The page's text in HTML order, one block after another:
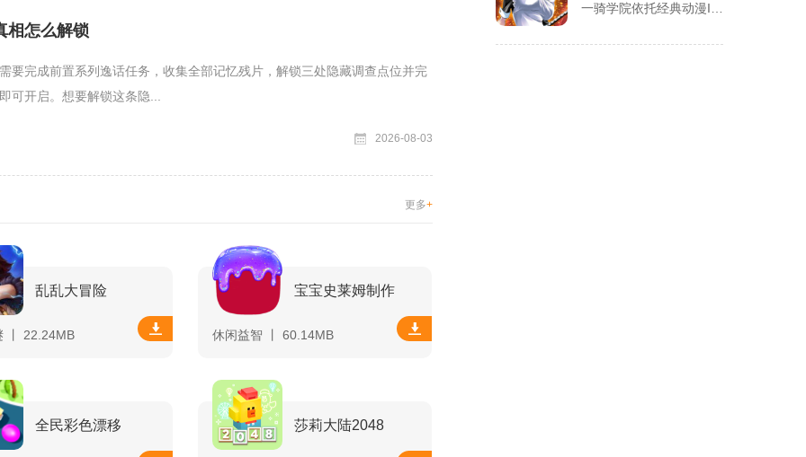
相怎么解锁
要完成前置系列逸话任务，收集全部记忆残片，解锁三处隐藏调查点位并完
可开启。想要解锁这条隐...
2026-08-03
更多+
乱乱大冒险
丨 22.24MB
宝宝史莱姆制作
休闲益智 丨 60.14MB
全民彩色漂移 莎莉大陆2048
一骑学院依托经典动漫IP改编，把三国武将化身学院少女角色，主...